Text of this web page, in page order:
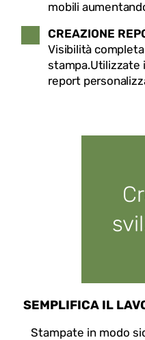
mobili
CREAZIONE
Visibilità
stampa.Utilizzate
report
SEMPLIFICA IL
Stampate in modo